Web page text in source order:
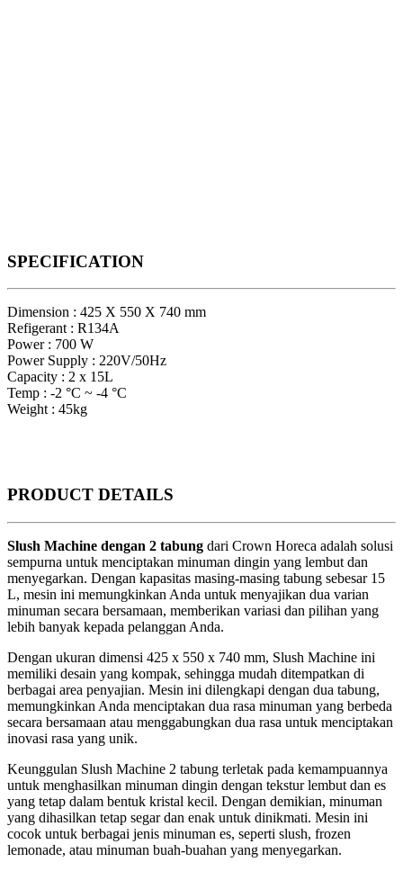
SPECIFICATION
Dimension : 425 X 550 X 740 mm
Refigerant : R134A
Power : 700 W
Power Supply : 220V/50Hz
Capacity : 2 x 15L
Temp : -2 °C ~ -4 °C
Weight : 45kg
PRODUCT DETAILS
Slush Machine dengan 2 tabung dari Crown Horeca adalah solusi
sempurna untuk menciptakan minuman dingin yang lembut dan
menyegarkan. Dengan kapasitas masing-masing tabung sebesar 15
L, mesin ini memungkinkan Anda untuk menyajikan dua varian
minuman secara bersamaan, memberikan variasi dan pilihan yang
lebih banyak kepada pelanggan Anda.
Dengan ukuran dimensi 425 x 550 x 740 mm, Slush Machine ini
memiliki desain yang kompak, sehingga mudah ditempatkan di
berbagai area penyajian. Mesin ini dilengkapi dengan dua tabung,
memungkinkan Anda menciptakan dua rasa minuman yang berbeda
secara bersamaan atau menggabungkan dua rasa untuk menciptakan
inovasi rasa yang unik.
Keunggulan Slush Machine 2 tabung terletak pada kemampuannya
untuk menghasilkan minuman dingin dengan tekstur lembut dan es
yang tetap dalam bentuk kristal kecil. Dengan demikian, minuman
yang dihasilkan tetap segar dan enak untuk dinikmati. Mesin ini
cocok untuk berbagai jenis minuman es, seperti slush, frozen
lemonade, atau minuman buah-buahan yang menyegarkan.